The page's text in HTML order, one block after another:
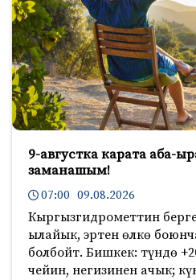
9-августка карата аба-
заманашым!
07:00 09.08.2026
Кыргызгидрометтин
ылайык, эртен өлкө
болбойт. Бишкек: түндө
чейин, негизинен ачык;